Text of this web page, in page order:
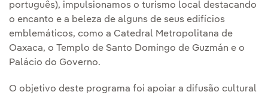
português), impulsionamos o turismo local destacando
o encanto e a beleza de alguns de seus edifícios
emblemáticos, como a Catedral Metropolitana de
Oaxaca, o Templo de Santo Domingo de Guzmán e o
Palácio do Governo.
O objetivo deste programa foi apoiar a difusão cultural